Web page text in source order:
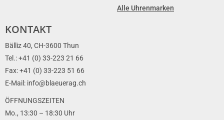
Alle Uhrenmarken
KONTAKT
Bälliz 40, CH-3600 Thun
Tel.: +41 (0) 33-223 21 66
Fax: +41 (0) 33-223 51 66
E-Mail: info@blaeuerag.ch
ÖFFNUNGSZEITEN
Mo., 13:30 – 18:30 Uhr